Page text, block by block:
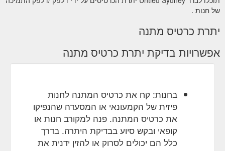
של חנות .
יתרת כרטיס מתנה
אפשרויות בדיקת יתרת כרטיס מתנה
בחנות: קח את כרטיס המתנה לחנות
פיזית של הקמעונאי או המסעדה שהנפיקו
את כרטיס המתנה. פנה למקורב חנות או
קופאי ובקש סיוע בבדיקת היתרה. בדרך
כלל הם יכולים לסרוק או להזין ידנית את